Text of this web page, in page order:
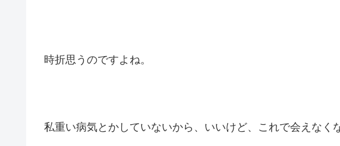
時折思うのですよね。
私重い病気とかしていないから、いいけど、これで会えなく